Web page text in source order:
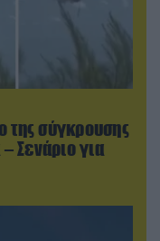
της σύγκρουσης
Σενάριο για